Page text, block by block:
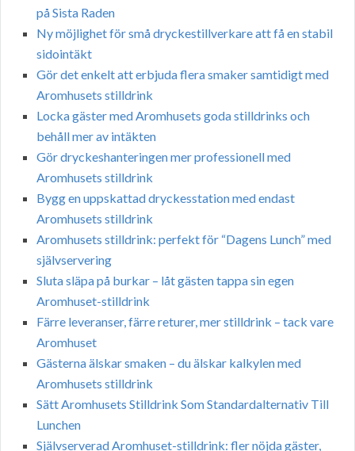
på Sista Raden
Ny möjlighet för små dryckestillverkare att få en stabil
sidointäkt
Gör det enkelt att erbjuda flera smaker samtidigt med
Aromhusets stilldrink
Locka gäster med Aromhusets goda stilldrinks och
behåll mer av intäkten
Gör dryckeshanteringen mer professionell med
Aromhusets stilldrink
Bygg en uppskattad dryckesstation med endast
Aromhusets stilldrink
Aromhusets stilldrink: perfekt för “Dagens Lunch” med
självservering
Sluta släpa på burkar – låt gästen tappa sin egen
Aromhuset-stilldrink
Färre leveranser, färre returer, mer stilldrink – tack vare
Aromhuset
Gästerna älskar smaken – du älskar kalkylen med
Aromhusets stilldrink
Sätt Aromhusets Stilldrink Som Standardalternativ Till
Lunchen
Självserverad Aromhuset-stilldrink: fler nöjda gäster,